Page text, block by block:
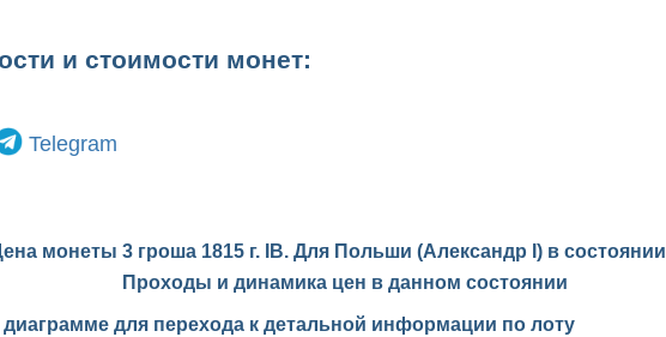
и стоимости монет:
Telegram
монеты 3 гроша 1815 г. IB. Для Польши (Александр I) в состоянии
Проходы и динамика цен в данном состоянии
для перехода к детальной информации по лоту